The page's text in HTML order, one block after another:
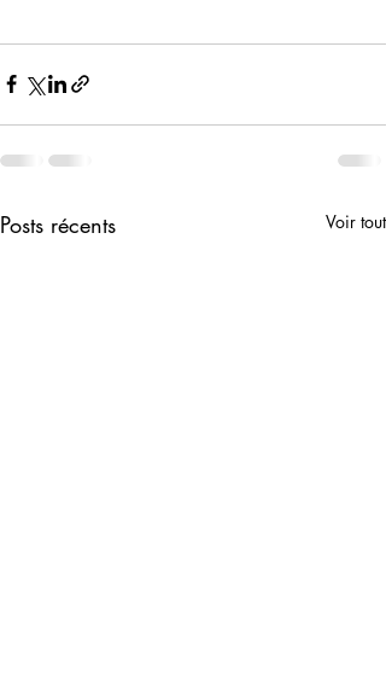
Posts récents Voir tout